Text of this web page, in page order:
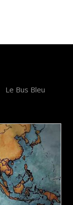
Le Bus Bleu